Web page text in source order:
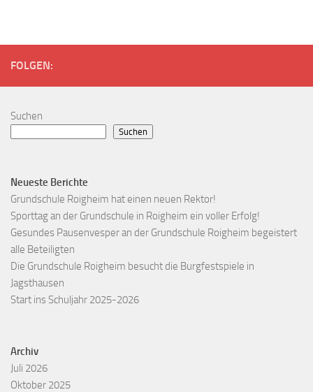
FOLGEN:
Suchen
Suchen
Neueste Berichte
Grundschule Roigheim hat einen neuen Rektor!
Sporttag an der Grundschule in Roigheim ein voller Erfolg!
Gesundes Pausenvesper an der Grundschule Roigheim begeistert
alle Beteiligten
Die Grundschule Roigheim besucht die Burgfestspiele in
Jagsthausen
Start ins Schuljahr 2025-2026
Archiv
Juli 2026
Oktober 2025